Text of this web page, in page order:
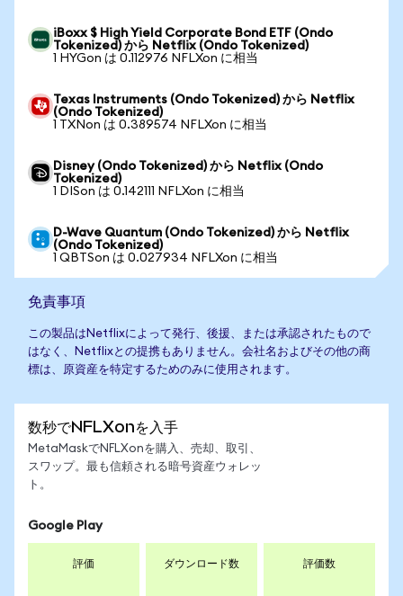
iBoxx $ High Yield Corporate Bond ETF (Ondo
Tokenized) から Netflix (Ondo Tokenized)
1 HYGon は 0.112976 NFLXon に相当
Texas Instruments (Ondo Tokenized) から Netflix
(Ondo Tokenized)
1 TXNon は 0.389574 NFLXon に相当
Disney (Ondo Tokenized) から Netflix (Ondo
Tokenized)
1 DISon は 0.142111 NFLXon に相当
D-Wave Quantum (Ondo Tokenized) から Netflix
(Ondo Tokenized)
1 QBTSon は 0.027934 NFLXon に相当
免責事項
この製品はNetflixによって発行、後援、または承認されたもので
はなく、Netflixとの提携もありません。会社名およびその他の商
標は、原資産を特定するためのみに使用されます。
数秒でNFLXonを入手
MetaMaskでNFLXonを購入、売却、取引、
スワップ。最も信頼される暗号資産ウォレッ
ト。
Google Play
評価 ダウンロード数 評価数